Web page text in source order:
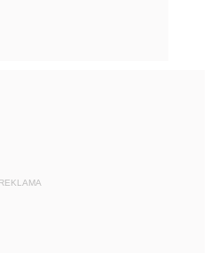
REKLAMA